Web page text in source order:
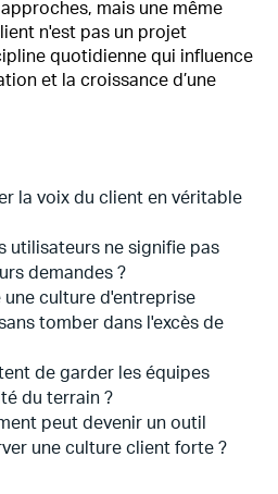
mais une même
n'est pas un projet
quotidienne qui influence
et la croissance d’une
la voix du client en véritable
utilisateurs ne signifie pas
demandes ?
culture d'entreprise
tomber dans l'excès de
de garder les équipes
du terrain ?
peut devenir un outil
une culture client forte ?